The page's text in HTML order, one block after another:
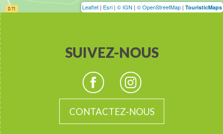
Leaflet | Esri | © IGN | © OpenStreetMap | TouristicMaps
SUIVEZ-NOUS
CONTACTEZ-NOUS